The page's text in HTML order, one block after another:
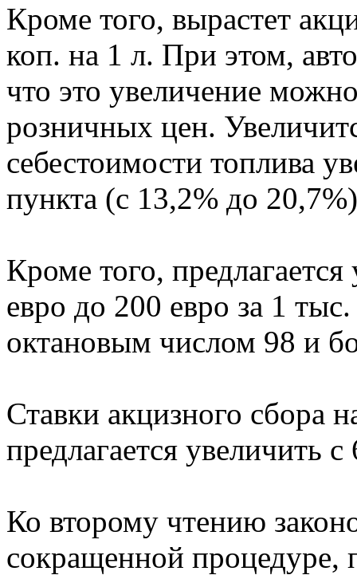
Кроме того, вырастет
коп. на 1 л. При этом,
что это увеличение
розничных цен.
себестоимости топлива
пункта (с 13,2% до
Кроме того,
евро до 200 евро за 1
октановым числом 98 и
Ставки акцизного сбора
предлагается увеличить
Ко второму чтению
сокращенной процедуре,